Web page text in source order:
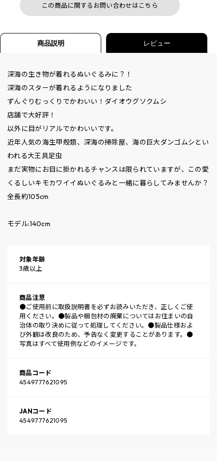
この商品に関するお問い合わせはこちら
商品説明 レビュー
深海の生き物が着れるぬいぐるみに？！
深海のスターが着れるようになりました
ずんぐりむっくりでかわいい！ダイオウグソクムシ
店舗で大好評！
以外に目がリアルでかわいいです。
近年人気の海生甲殻類、深海の掃除屋、海の巨大ダンゴムシとい
われる大王具足虫
まだ実物にお目に掛かれるチャンスは限られていますが、この愛
くるしいキモカワイイぬいぐるみと一緒に暮らしてみませんか？
全長約105cm
モデル:140cm
対象年齢
3歳以上
商品注意
●ご使用前に取扱説明書を必ずお読みいただき、正しくご使
用ください。●製品や梱包材の廃棄についてはお住まいの自
治体の取り決めに従って処理してください。●製品仕様およ
び外観は改良のため、予告なく変更することがあります。●
写真はすべて使用例などのイメージです。
商品コード
4549777621095
JANコード
4549777621095